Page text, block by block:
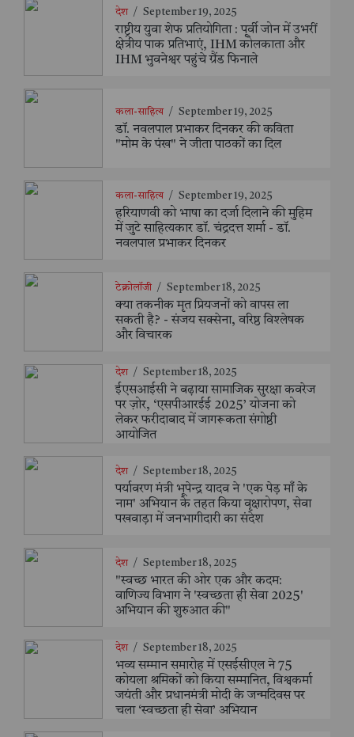
देश / September 19, 2025
राष्ट्रीय युवा शेफ प्रतियोगिता : पूर्वी जोन में उभरीं
क्षेत्रीय पाक प्रतिभाएं, IHM कोलकाता और
IHM भुवनेश्वर पहुंचे ग्रैंड फिनाले
कला-साहित्य / September 19, 2025
डॉ. नवलपाल प्रभाकर दिनकर की कविता
"मोम के पंख" ने जीता पाठकों का दिल
कला-साहित्य / September 19, 2025
हरियाणवी को भाषा का दर्जा दिलाने की मुहिम
में जुटे साहित्यकार डॉ. चंद्रदत्त शर्मा - डॉ.
नवलपाल प्रभाकर दिनकर
टेक्नोलॉजी / September 18, 2025
क्या तकनीक मृत प्रियजनों को वापस ला
सकती है? - संजय सक्सेना, वरिष्ठ विश्लेषक
और विचारक
देश / September 18, 2025
ईएसआईसी ने बढ़ाया सामाजिक सुरक्षा कवरेज
पर ज़ोर, ‘एसपीआरईई 2025’ योजना को
लेकर फरीदाबाद में जागरूकता संगोष्ठी
आयोजित
देश / September 18, 2025
पर्यावरण मंत्री भूपेन्द्र यादव ने 'एक पेड़ माँ के
नाम' अभियान के तहत किया वृक्षारोपण, सेवा
पखवाड़ा में जनभागीदारी का संदेश
देश / September 18, 2025
"स्वच्छ भारत की ओर एक और कदम:
वाणिज्य विभाग ने 'स्वच्छता ही सेवा 2025'
अभियान की शुरुआत की"
देश / September 18, 2025
भव्य सम्मान समारोह में एसईसीएल ने 75
कोयला श्रमिकों को किया सम्मानित, विश्वकर्मा
जयंती और प्रधानमंत्री मोदी के जन्मदिवस पर
चला ‘स्वच्छता ही सेवा’ अभियान